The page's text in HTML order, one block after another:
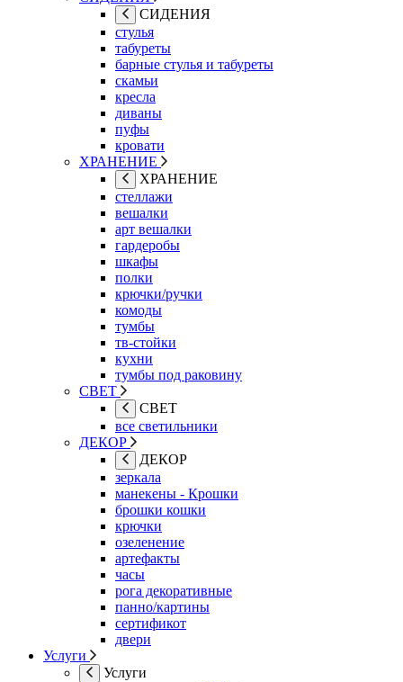
СИДЕНИЯ
стулья
табуреты
барные стулья и табуреты
скамьи
кресла
диваны
пуфы
кровати
ХРАНЕНИЕ
ХРАНЕНИЕ
стеллажи
вешалки
арт вешалки
гардеробы
шкафы
полки
крючки/ручки
комоды
тумбы
тв-стойки
кухни
тумбы под раковину
СВЕТ
СВЕТ
все светильники
ДЕКОР
ДЕКОР
зеркала
манекены - Крошки
брошки кошки
крючки
озеленение
артефакты
часы
рога декоративные
панно/картины
сертификот
двери
Услуги
Услуги